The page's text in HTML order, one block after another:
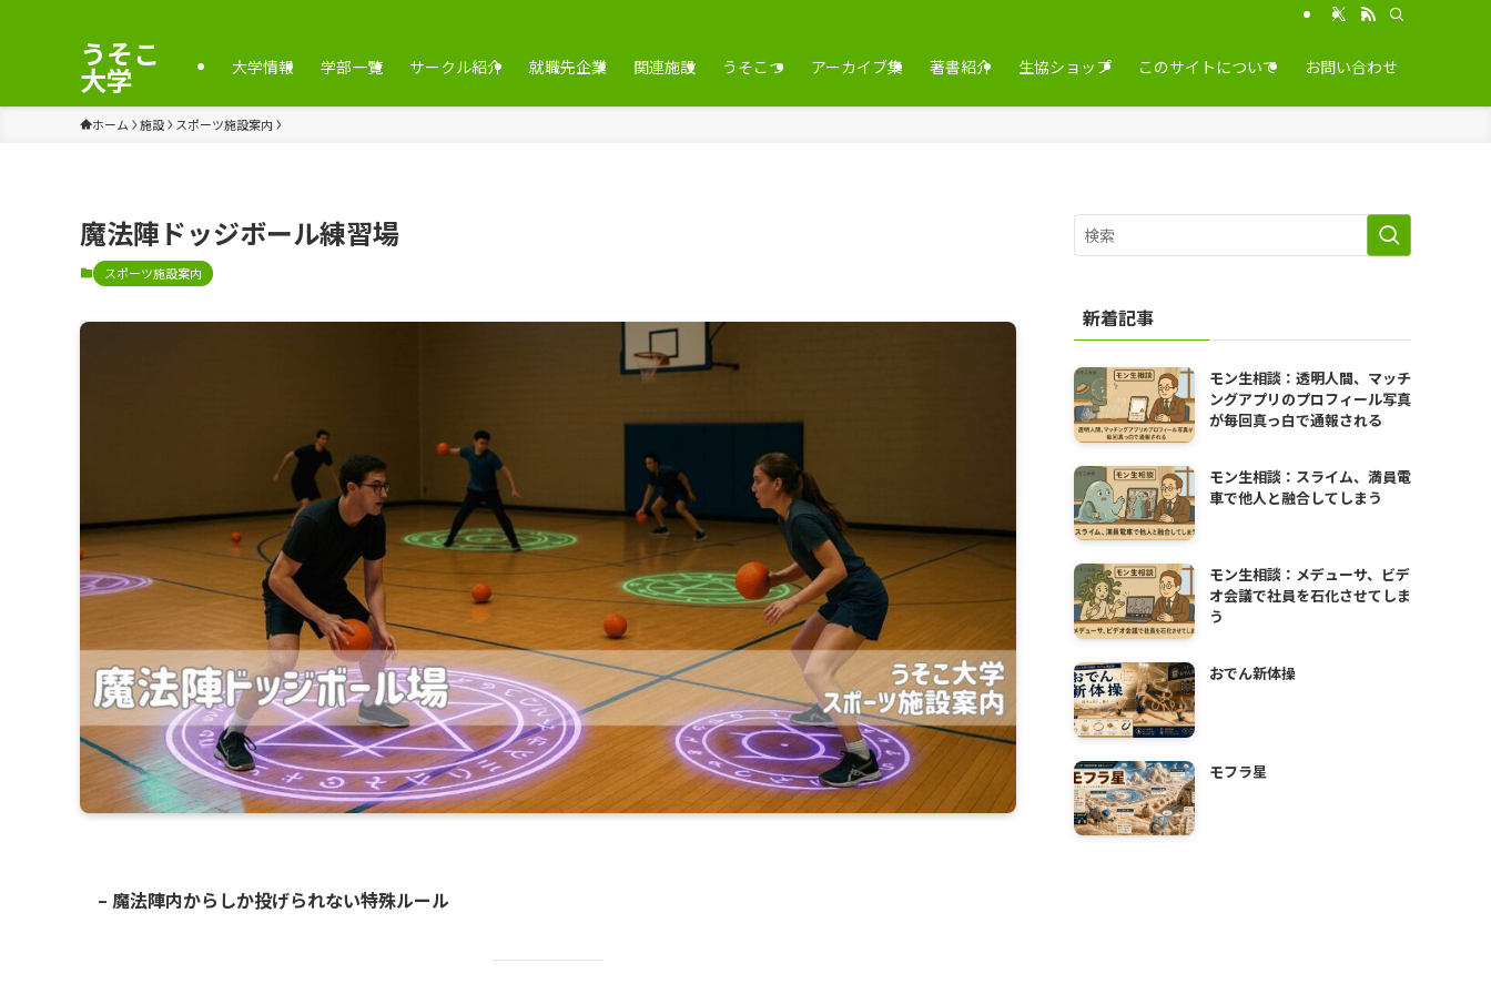
うそこ
大学 大学情報 学部一覧 サークル紹介 就職先企業 関連施設 うそこつ アーカイブ集 著書紹介 生協ショップ このサイトについて お問い合わせ
ホーム 施設 スポーツ施設案内
魔法陣ドッジボール練習場
スポーツ施設案内
– 魔法陣内からしか投げられない特殊ルール
新着記事
モン生相談：透明人間、マッチ
ングアプリのプロフィール写真
が毎回真っ白で通報される
モン生相談：スライム、満員電
車で他人と融合してしまう
モン生相談：メデューサ、ビデ
オ会議で社員を石化させてしま
う
おでん新体操
モフラ星